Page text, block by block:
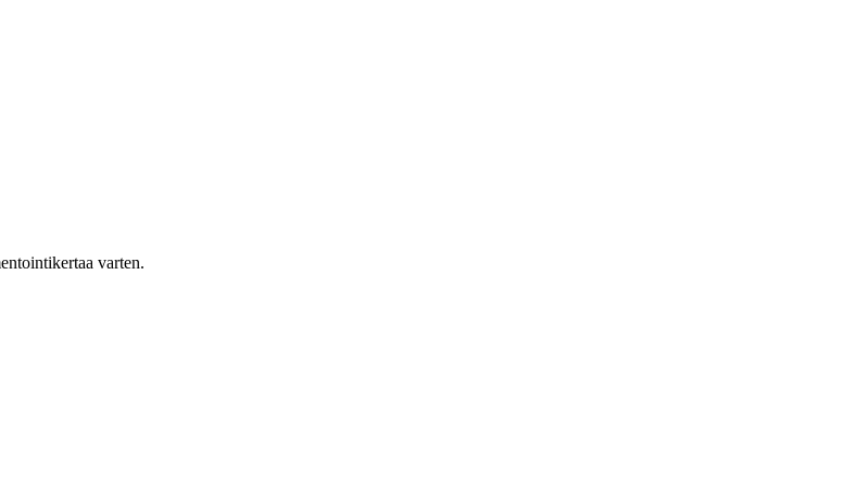
varten.